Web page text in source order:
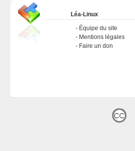
Léa-Linux
Équipe du site
Mentions légales
Faire un don